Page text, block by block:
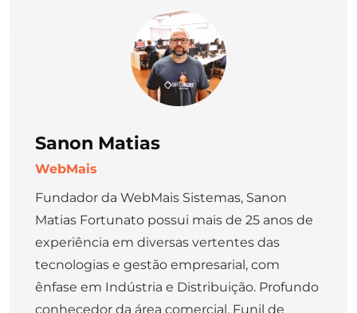
Sanon Matias
WebMais
Fundador da WebMais Sistemas, Sanon
Matias Fortunato possui mais de 25 anos de
experiência em diversas vertentes das
tecnologias e gestão empresarial, com
ênfase em Indústria e Distribuição. Profundo
conhecedor da área comercial, Funil de